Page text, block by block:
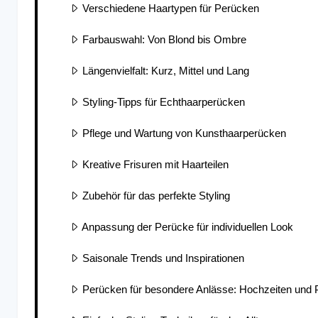
Verschiedene Haartypen für Perücken
Farbauswahl: Von Blond bis Ombre
Längenvielfalt: Kurz, Mittel und Lang
Styling-Tipps für Echthaarperücken
Pflege und Wartung von Kunsthaarperücken
Kreative Frisuren mit Haarteilen
Zubehör für das perfekte Styling
Anpassung der Perücke für individuellen Look
Saisonale Trends und Inspirationen
Perücken für besondere Anlässe: Hochzeiten und